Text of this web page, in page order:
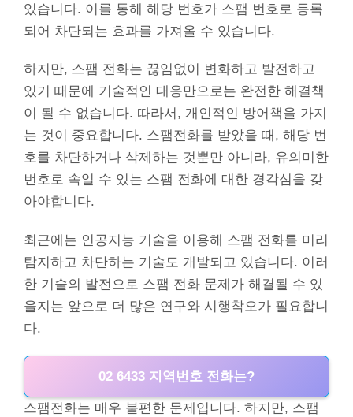
있습니다. 이를 통해 해당 번호가 스팸 번호로 등록
되어 차단되는 효과를 가져올 수 있습니다.
하지만, 스팸 전화는 끊임없이 변화하고 발전하고
있기 때문에 기술적인 대응만으로는 완전한 해결책
이 될 수 없습니다. 따라서, 개인적인 방어책을 가지
는 것이 중요합니다. 스팸전화를 받았을 때, 해당 번
호를 차단하거나 삭제하는 것뿐만 아니라, 유의미한
번호로 속일 수 있는 스팸 전화에 대한 경각심을 갖
아야합니다.
최근에는 인공지능 기술을 이용해 스팸 전화를 미리
탐지하고 차단하는 기술도 개발되고 있습니다. 이러
한 기술의 발전으로 스팸 전화 문제가 해결될 수 있
을지는 앞으로 더 많은 연구와 시행착오가 필요합니
다.
02 6433 지역번호 전화는?
스팸전화는 매우 불편한 문제입니다. 하지만, 스팸